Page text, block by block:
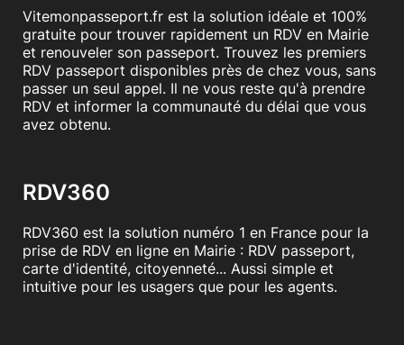
Vitemonpasseport.fr est la solution idéale et 100%
gratuite pour trouver rapidement un RDV en Mairie
et renouveler son passeport. Trouvez les premiers
RDV passeport disponibles près de chez vous, sans
passer un seul appel. Il ne vous reste qu'à prendre
RDV et informer la communauté du délai que vous
avez obtenu.
RDV360
RDV360 est la solution numéro 1 en France pour la
prise de RDV en ligne en Mairie : RDV passeport,
carte d'identité, citoyenneté... Aussi simple et
intuitive pour les usagers que pour les agents.